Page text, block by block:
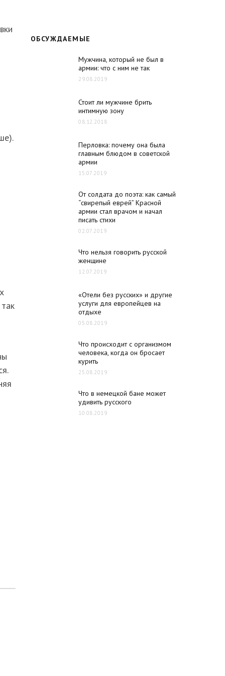
ОБСУЖДАЕМЫЕ
Мужчина, который не был в
армии: что с ним не так
29.08.2019
Стоит ли мужчине брить
интимную зону
08.12.2018
Перловка: почему она была
главным блюдом в советской
армии
15.07.2019
От солдата до поэта: как самый
“свирепый еврей” Красной
армии стал врачом и начал
писать стихи
02.07.2019
Что нельзя говорить русской
женщине
12.07.2019
«Отели без русских» и другие
услуги для европейцев на
отдыхе
05.08.2019
Что происходит с организмом
человека, когда он бросает
курить
25.08.2019
Что в немецкой бане может
удивить русского
10.08.2019